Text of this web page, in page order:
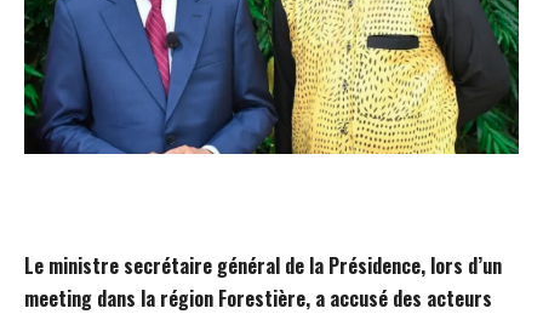
Le ministre secrétaire général de la Présidence, lors d’un
meeting dans la région Forestière, a accusé des acteurs